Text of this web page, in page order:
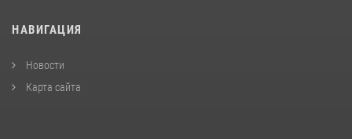
НАВИГАЦИЯ
Новости
Карта сайта